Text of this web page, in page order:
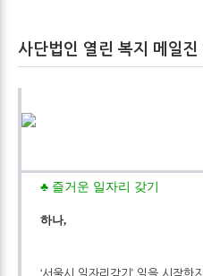
사단법인 열린 복지 메일
♣ 즐거운 일자리 갖기
하나,